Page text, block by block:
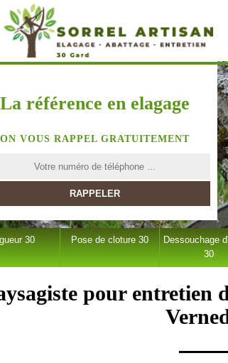
La référence en elagage
ON VOUS RAPPEL GRATUITEMENT
30 Pose de cloture 30
Dessouchage
30
pour